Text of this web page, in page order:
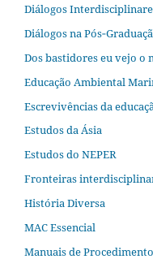
Diálogos
Diálogos na
Dos bastidores eu vejo o
Educação Ambiental
Escrevivências da
Estudos da Ásia​
Estudos do NEPER
Fronteiras
História Diversa
MAC Essencial
Manuais de